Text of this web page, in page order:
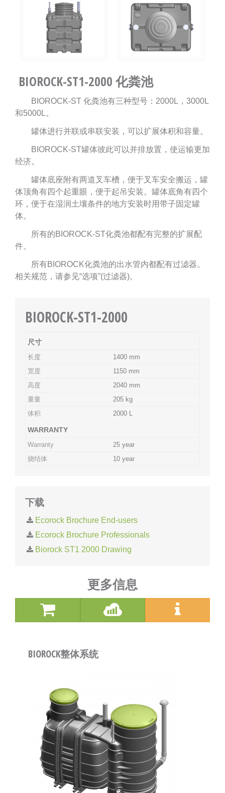
BIOROCK-ST1-2000 化粪池
BIOROCK-ST 化粪池有三种型号：2000L，3000L
和5000L。
罐体进行并联或串联安装，可以扩展体积和容量。
BIOROCK-ST罐体彼此可以并排放置，使运输更加
经济。
罐体底座附有两道叉车槽，便于叉车安全搬运，罐
体顶角有四个起重眼，便于起吊安装。罐体底角有四个
环，便于在湿润土壤条件的地方安装时用带子固定罐
体。
所有的BIOROCK-ST化粪池都配有完整的扩展配
件。
所有BIOROCK化粪池的出水管内都配有过滤器。
相关规范，请参见“选项”(过滤器)。
BIOROCK-ST1-2000
尺寸
长度
1400 mm
宽度
1150 mm
高度
2040 mm
重量
205 kg
体积
2000 L
WARRANTY
Warranty
25 year
烧结体
10 year
下载
Ecorock Brochure End-users
Ecorock Brochure Professionals
Biorock ST1 2000 Drawing
更多信息
BIOROCK整体系统